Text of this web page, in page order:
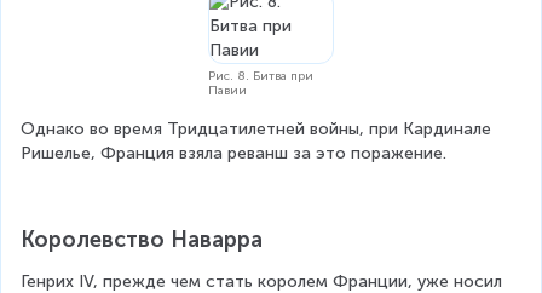
Рис. 8. Битва при
Павии
Однако во время Тридцатилетней войны, при Кардинале
Ришелье, Франция взяла реванш за это поражение.
Королевство Наварра
Генрих IV, прежде чем стать королем Франции, уже носил